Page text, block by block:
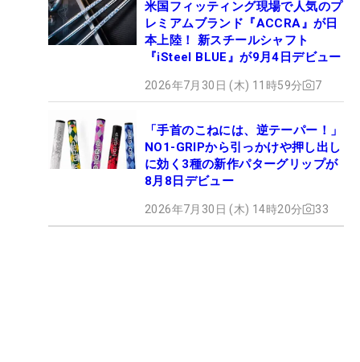
米国フィッティング現場で人気のプ
レミアムブランド『ACCRA』が日
本上陸！ 新スチールシャフト
『iSteel BLUE』が9月4日デビュー
2026年7月30日 (木) 11時59分 7
「手首のこねには、逆テーパー！」
NO1-GRIPから引っかけや押し出し
に効く3種の新作パターグリップが
8月8日デビュー
2026年7月30日 (木) 14時20分 33